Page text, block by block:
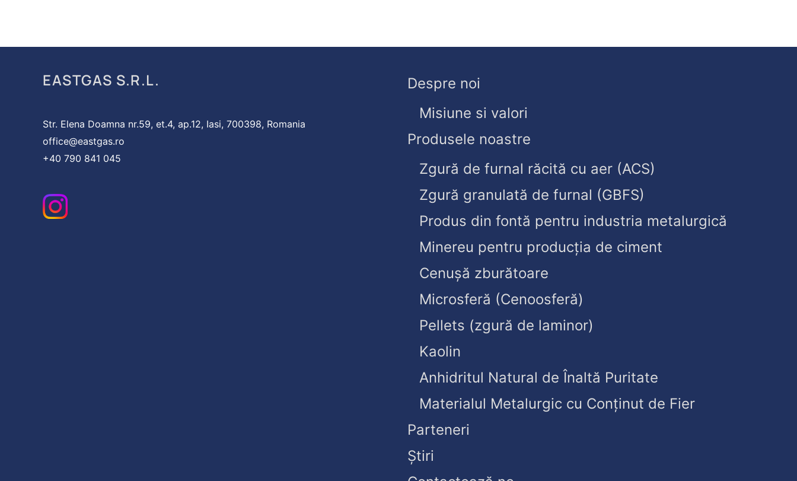
EASTGAS S.R.L.
Str. Elena Doamna nr.59, et.4, ap.12, Iasi, 700398, Romania
office@eastgas.ro
+40 790 841 045
Despre noi
Misiune si valori
Produsele noastre
Zgură de furnal răcită cu aer (ACS)
Zgură granulată de furnal (GBFS)
Produs din fontă pentru industria metalurgică
Minereu pentru producția de ciment
Cenușă zburătoare
Microsferă (Cenoosferă)
Pellets (zgură de laminor)
Kaolin
Anhidritul Natural de Înaltă Puritate
Materialul Metalurgic cu Conținut de Fier
Parteneri
Știri